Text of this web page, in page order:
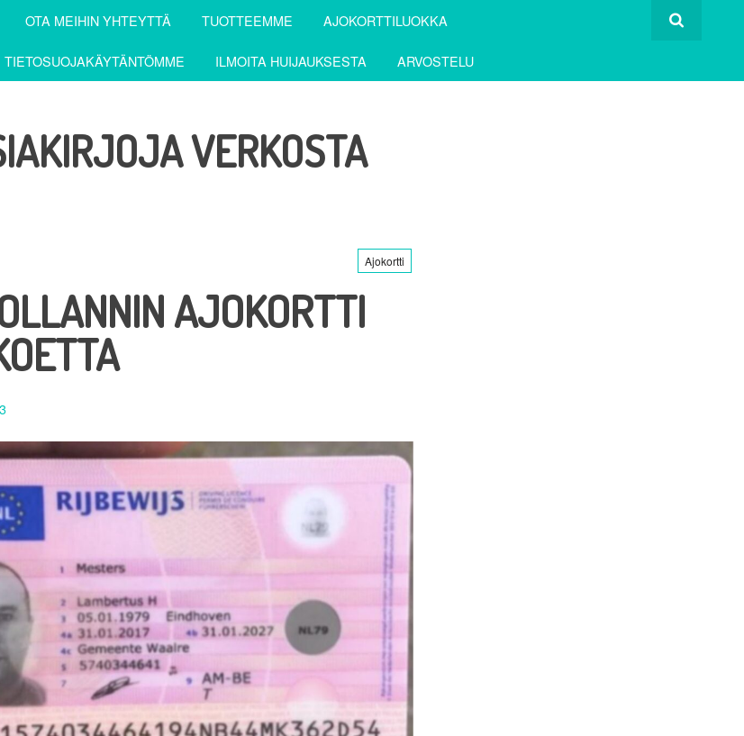
OTA MEIHIN YHTEYTTÄ TUOTTEEMME AJOKORTTILUOKKA
TIETOSUOJAKÄYTÄNTÖMME ILMOITA HUIJAUKSESTA ARVOSTELU
VERKOSTA
Ajokortti
AJOKORTTI